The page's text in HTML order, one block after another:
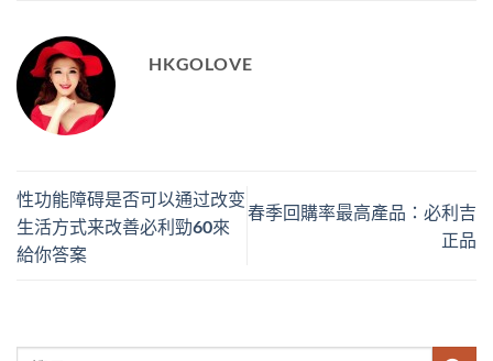
HKGOLOVE
性功能障碍是否可以通过改变
生活方式来改善必利勁60來
給你答案
春季回購率最高產品：必利吉
正品